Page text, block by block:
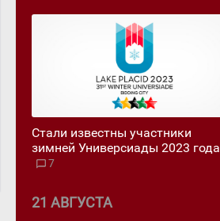
Стали известны участники
зимней Универсиады 2023 года
7
21 АВГУСТА